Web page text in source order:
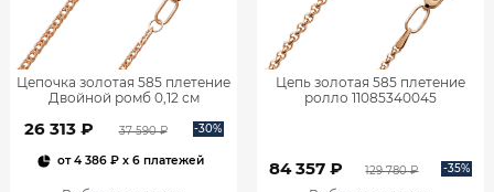
Цепочка золотая 585 плетение
Двойной ромб 0,12 см
26 313 ₽ 37 590 ₽ -30%
от4 386 ₽x 6 платежей
Цепь золотая 585 плетение
ролло 11085340045
84 357 ₽ 129 780 ₽ -35%